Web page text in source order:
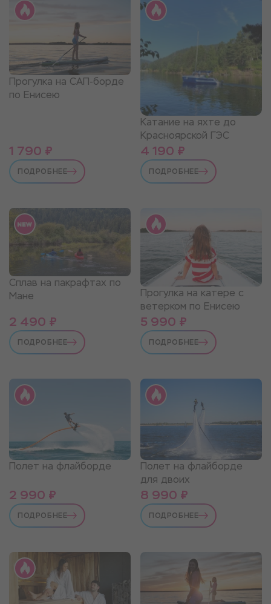
Прогулка на САП-борде
по Енисею
1 790 ₽
ПОДРОБНЕЕ
Катание на яхте до
Красноярской ГЭС
4 190 ₽
ПОДРОБНЕЕ
Сплав на пакрафтах по
Мане
2 490 ₽
ПОДРОБНЕЕ
Прогулка на катере с
ветерком по Енисею
5 990 ₽
ПОДРОБНЕЕ
Полет на флайборде
2 990 ₽
ПОДРОБНЕЕ
Полет на флайборде
для двоих
8 990 ₽
ПОДРОБНЕЕ